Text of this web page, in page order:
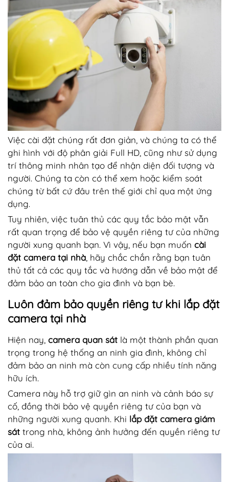
Việc cài đặt chúng rất đơn giản, và chúng ta có thể
ghi hình với độ phân giải Full HD, cũng như sử dụng
trí thông minh nhân tạo để nhận diện đối tượng và
người. Chúng ta còn có thể xem hoặc kiểm soát
chúng từ bất cứ đâu trên thế giới chỉ qua một ứng
dụng.
Tuy nhiên, việc tuân thủ các quy tắc bảo mật vẫn
rất quan trọng để bảo vệ quyền riêng tư của những
người xung quanh bạn. Vì vậy, nếu bạn muốn cài
đặt camera tại nhà, hãy chắc chắn rằng bạn tuân
thủ tất cả các quy tắc và hướng dẫn về bảo mật để
đảm bảo an toàn cho gia đình và bạn bè.
Luôn đảm bảo quyền riêng tư khi lắp đặt
camera tại nhà
Hiện nay, camera quan sát là một thành phần quan
trọng trong hệ thống an ninh gia đình, không chỉ
đảm bảo an ninh mà còn cung cấp nhiều tính năng
hữu ích.
Camera này hỗ trợ giữ gìn an ninh và cảnh báo sự
cố, đồng thời bảo vệ quyền riêng tư của bạn và
những người xung quanh. Khi lắp đặt camera giám
sát trong nhà, không ảnh hưởng đến quyền riêng tư
của ai.